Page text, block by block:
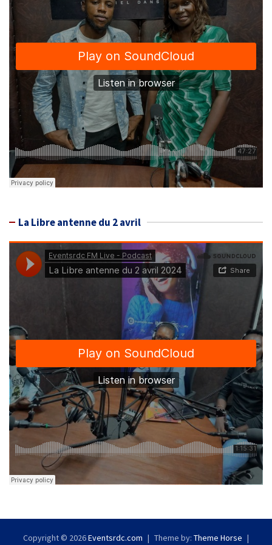
La Libre antenne du 2 avril
Copyright © 2026Eventsrdc.com Theme by: Theme Horse